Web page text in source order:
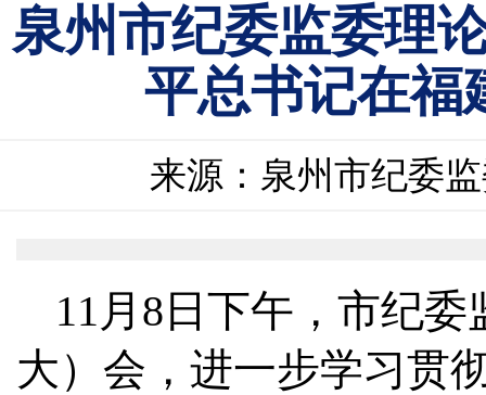
泉州市纪委监委理
平总书记在福
来源：泉州市纪委
11月8日下午，市纪
大）会，进一步学习贯